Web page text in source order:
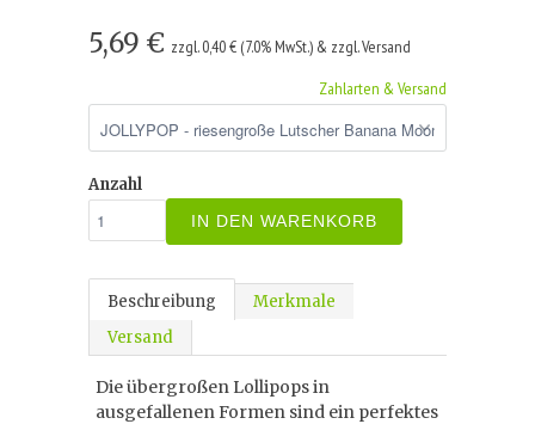
5,69 € zzgl. 0,40 € (7.0% MwSt.) & zzgl. Versand
Zahlarten & Versand
Anzahl
IN DEN WARENKORB
Beschreibung
Merkmale
Versand
Die übergroßen Lollipops in
ausgefallenen Formen sind ein perfektes